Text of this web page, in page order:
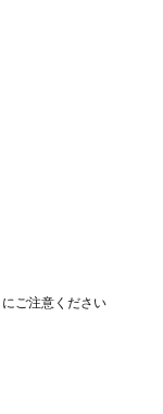
ご注意ください